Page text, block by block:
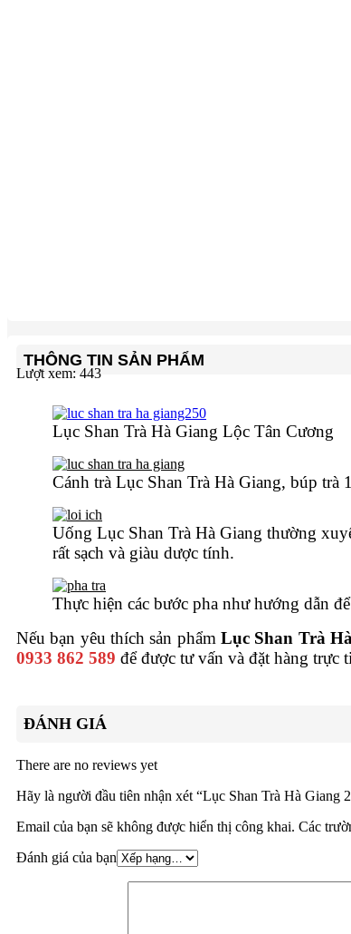
THÔNG TIN SẢN PHẨM
Lượt xem: 443
Lục Shan Trà Hà Giang Lộc Tân Cương
Cánh trà Lục Shan Trà Hà Giang, búp
Uống Lục Shan Trà Hà Giang thường
rất sạch và giàu dược tính.
Thực hiện các bước pha như hướng dẫn
Nếu bạn yêu thích sản phẩmLục Shan Trà
0933 862 589 để được tư vấn và đặt hàng trực
ĐÁNH GIÁ
There are no reviews yet
Hãy là người đầu tiên nhận xét “Lục Shan Trà Hà Giang
Email của bạn sẽ không được hiển thị công khai. Các
Đánh giá của bạn